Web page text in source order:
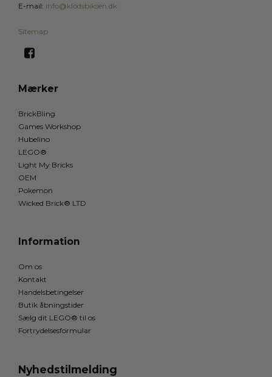
E-mail: info@klodsbiksen.dk
Sitemap
Mærker
BrickBling
Games Workshop
Hubelino
LEGO®
Light My Bricks
OEM
Pokemon
Wicked Brick® LTD
Information
Om os
Kontakt
Handelsbetingelser
Butik åbningstider
Sælg dit LEGO® til os
Fortrydelsesformular
Nyhedstilmelding